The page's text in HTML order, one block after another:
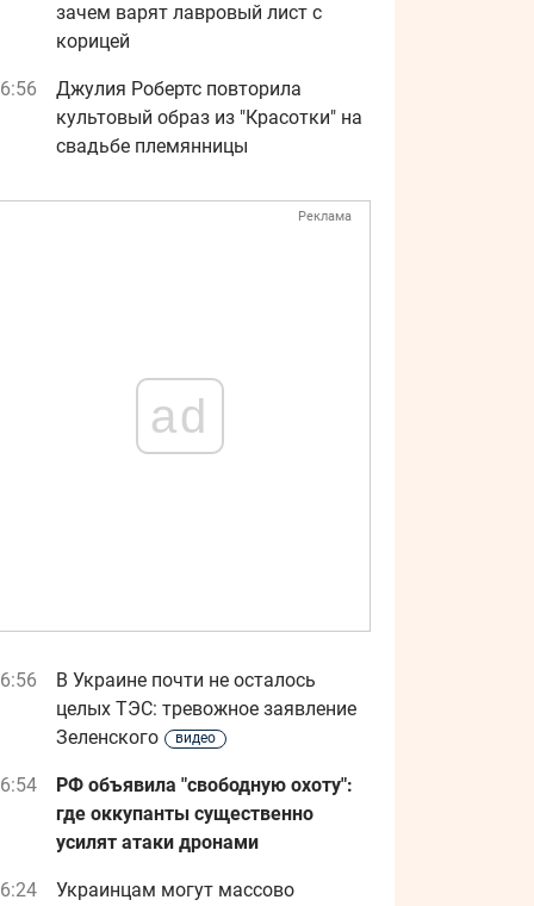
зачем варят лавровый лист с
корицей
Джулия Робертс повторила
культовый образ из "Красотки" на
свадьбе племянницы
Реклама
ad
В Украине почти не осталось
целых ТЭС: тревожное заявление
Зеленского
видео
РФ объявила "свободную охоту":
где оккупанты существенно
усилят атаки дронами
Украинцам могут массово